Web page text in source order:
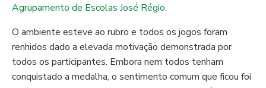
Agrupamento de Escolas José Régio.
O ambiente esteve ao rubro e todos os jogos foram
renhidos dado a elevada motivação demonstrada por
todos os participantes. Embora nem todos tenham
conquistado a medalha, o sentimento comum que ficou foi